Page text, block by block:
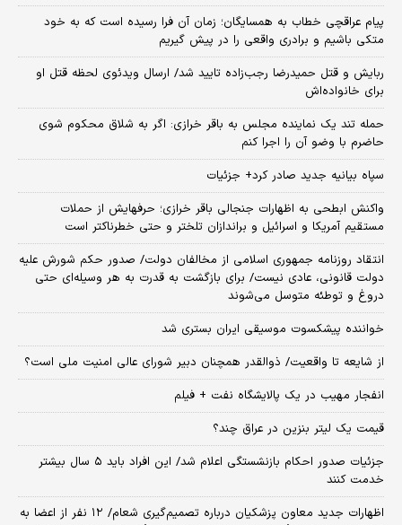
پیام عراقچی خطاب به همسایگان؛ زمان آن فرا رسیده است که به خود
متکی باشیم و برادری واقعی را در پیش گیریم
ربایش و قتل حمیدرضا رجب‌زاده تایید شد/ ارسال ویدئوی لحظه قتل او
برای خانواده‌اش
حمله تند یک نماینده مجلس به باقر خرازی: اگر به شلاق محکوم شوی
حاضرم با وضو آن را اجرا کنم
سپاه بیانیه جدید صادر کرد+ جزئیات
واکنش ابطحی به اظهارات جنجالی باقر خرازی؛ حرفهایش از حملات
مستقیم آمریکا و اسرائیل و براندازان تلختر و حتی خطرناکتر است
انتقاد روزنامه جمهوری اسلامی از مخالفان دولت/ صدور حکم شورش علیه
دولت قانونی، عادی نیست/ برای بازگشت به قدرت به هر وسیله‌ای حتی
دروغ و توطئه متوسل می‌شوند
خواننده پیشکسوت موسیقی ایران بستری شد
از شایعه تا واقعیت/ ذوالقدر همچنان دبیر شورای ‌عالی امنیت ملی است؟
انفجار مهیب در یک پالایشگاه نفت + فیلم
قیمت یک لیتر بنزین در عراق چند؟
جزئیات صدور احکام بازنشستگی اعلام شد/ این افراد باید ۵ سال بیشتر
خدمت کنند
اظهارات جدید معاون پزشکیان درباره تصمیم‌گیری شعام/ ۱۲ نفر از اعضا به